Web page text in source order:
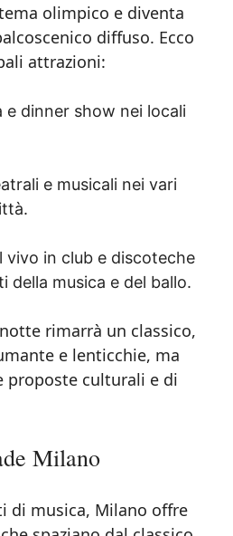
olimpico e diventa
diffuso. Ecco
attrazioni:
e dinner show nei locali
e musicali nei vari
vivo in club e discoteche
della musica e del ballo.
rimarrà un classico,
e lenticchie, ma
proposte culturali e di
Milano
di musica, Milano offre